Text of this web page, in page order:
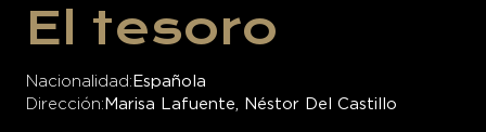
El tesoro
Nacionalidad Española
Dirección Marisa Lafuente, Néstor Del Castillo